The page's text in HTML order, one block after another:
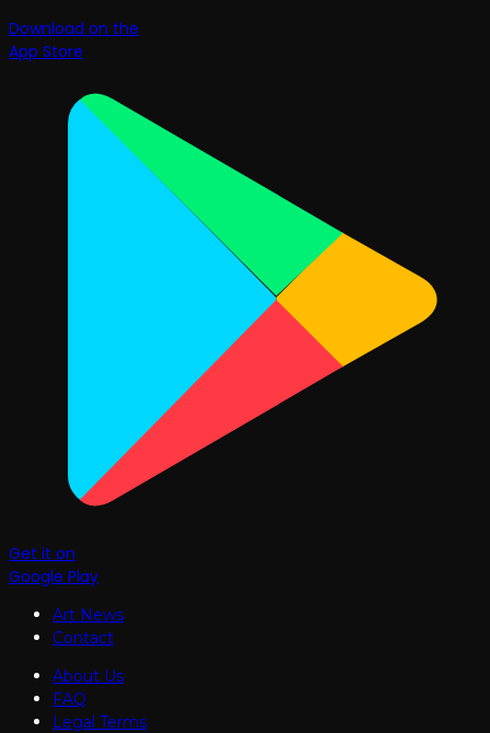
Download on the
App Store
Get it on
Google Play
Art News
Contact
About Us
FAQ
Legal Terms